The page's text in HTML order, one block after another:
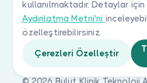
kullanılmaktadır. Detaylar için
Aydınlatma Metni'ni
özelleştirebilirsiniz.
Çerezleri Özelleştir